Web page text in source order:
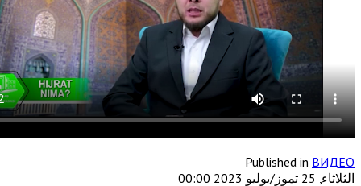
Published in ВИДЕО
الثلاثاء, 25 تموز/يوليو 2023 00:00